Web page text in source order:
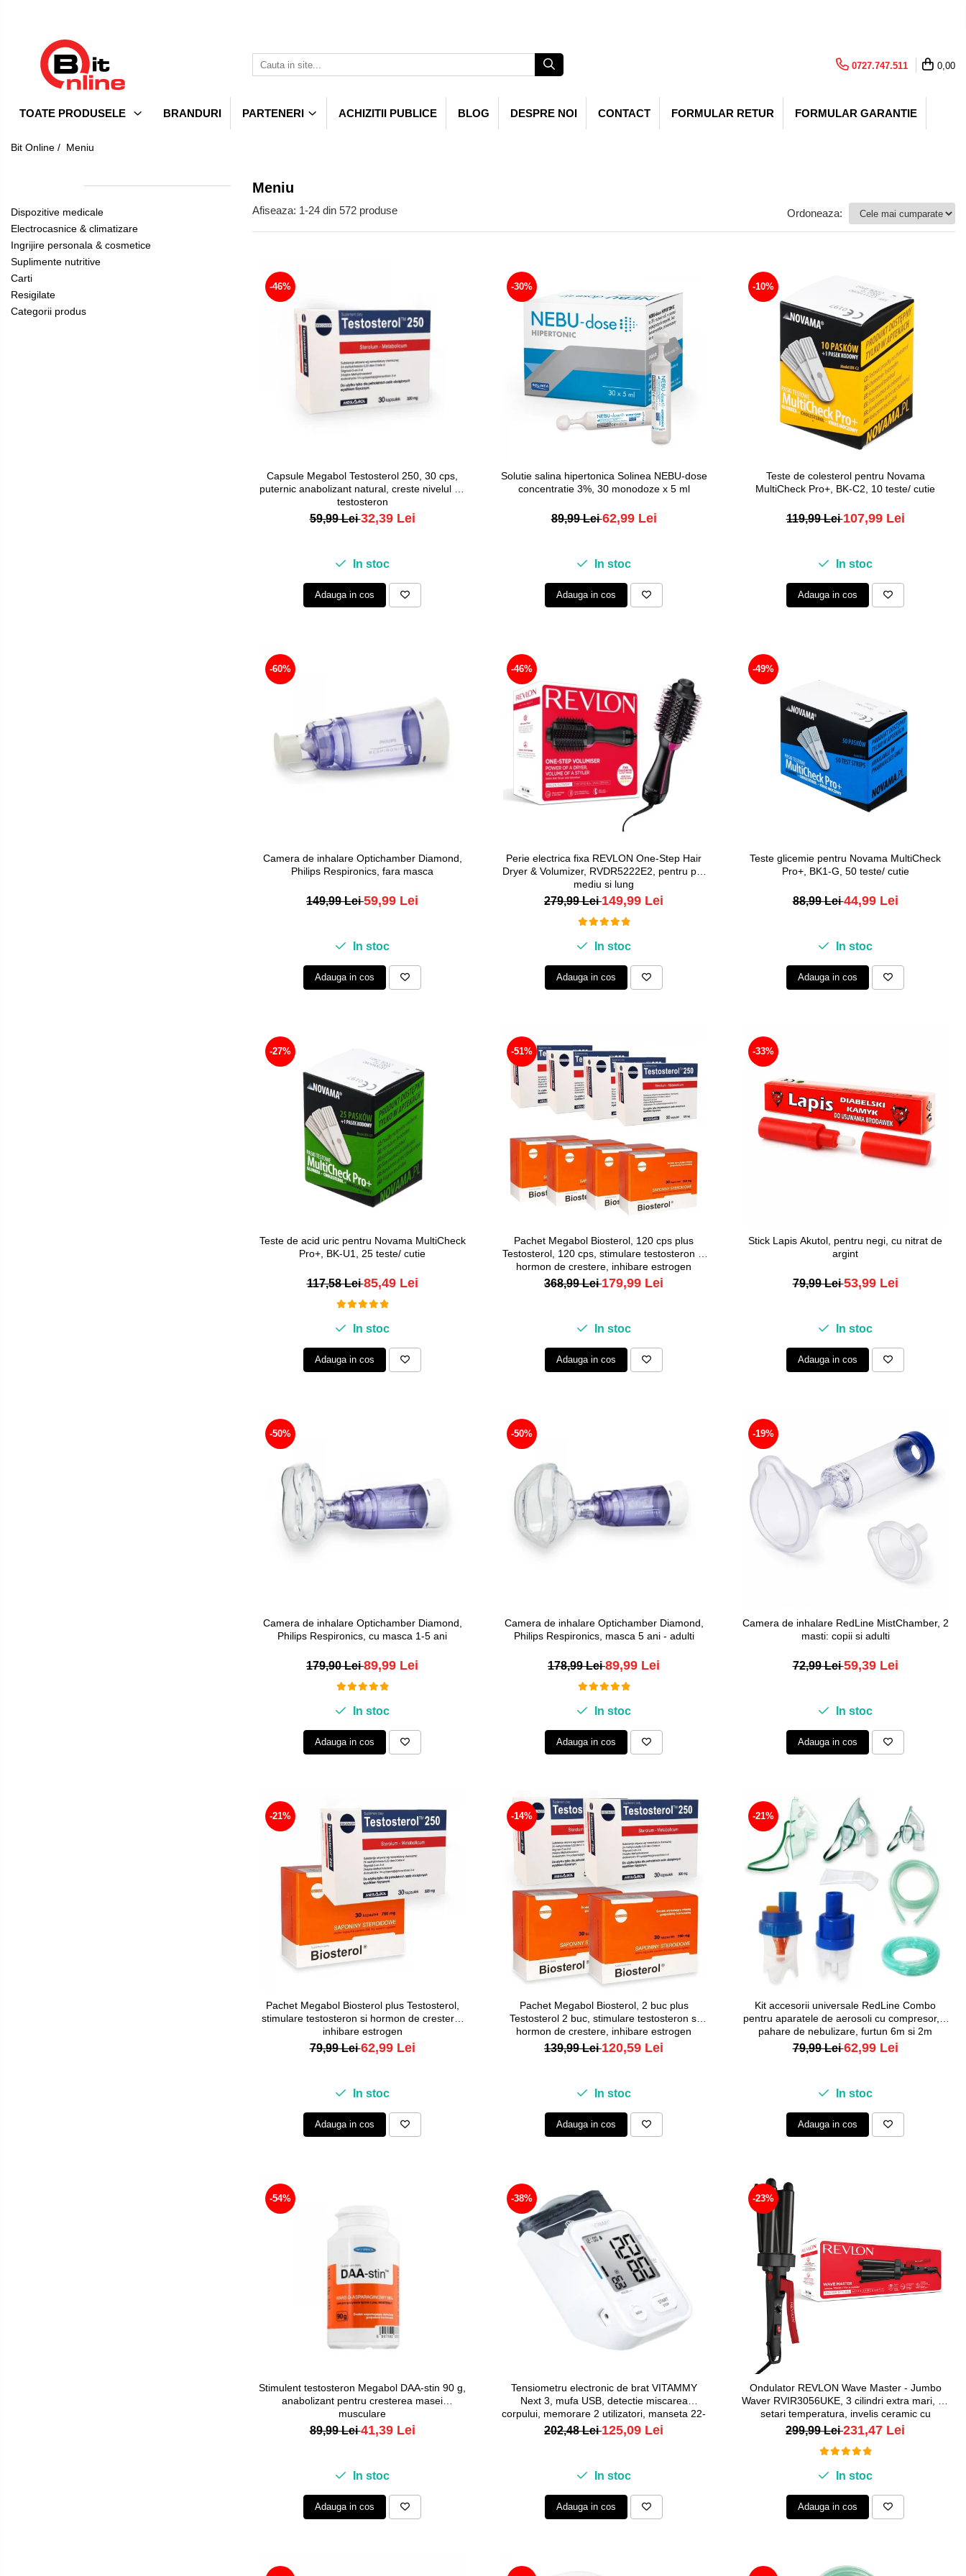
Toate Produsele
Dispozitive medicale
Aparate aerosoli
Tensiometre electronice
Termometre
Termometre non-contact
Termometre copii
Termometre clasice
personala
Electrocasnice
Parteneri
Distribuitor autorizat Philips
Respironics Romania
0727.747.511 0,00
TOATE PRODUSELE BRANDURI PARTENERI ACHIZITII PUBLICE BLOG DESPRE NOI CONTACT FORMULAR RETUR FORMULAR GARANTIE
Bit Online / Meniu
Meniu
Dispozitive medicale
Electrocasnice & climatizare
Ingrijire personala & cosmetice
Suplimente nutritive
Carti
Resigilate
Categorii produs
Afiseaza: 1-24 din 572 produse Ordoneaza:
-46%
Capsule Megabol Testosterol 250, 30 cps,
puternic anabolizant natural, creste nivelul de
testosteron
59,99 Lei32,39 Lei
In stoc
Adauga in cos
-30%
Solutie salina hipertonica Solinea NEBU-dose
concentratie 3%, 30 monodoze x 5 ml
89,99 Lei62,99 Lei
In stoc
Adauga in cos
-10%
Teste de colesterol pentru Novama
MultiCheck Pro+, BK-C2, 10 teste/ cutie
119,99 Lei107,99 Lei
In stoc
Adauga in cos
-60%
Camera de inhalare Optichamber Diamond,
Philips Respironics, fara masca
149,99 Lei59,99 Lei
In stoc
Adauga in cos
-46%
Perie electrica fixa REVLON One-Step Hair
Dryer & Volumizer, RVDR5222E2, pentru par
mediu si lung
279,99 Lei149,99 Lei
In stoc
Adauga in cos
-49%
Teste glicemie pentru Novama MultiCheck
Pro+, BK1-G, 50 teste/ cutie
88,99 Lei44,99 Lei
In stoc
Adauga in cos
-27%
Teste de acid uric pentru Novama MultiCheck
Pro+, BK-U1, 25 teste/ cutie
117,58 Lei85,49 Lei
In stoc
Adauga in cos
-51%
Pachet Megabol Biosterol, 120 cps plus
Testosterol, 120 cps, stimulare testosteron si
hormon de crestere, inhibare estrogen
368,99 Lei179,99 Lei
In stoc
Adauga in cos
-33%
Stick Lapis Akutol, pentru negi, cu nitrat de
argint
79,99 Lei53,99 Lei
In stoc
Adauga in cos
-50%
Camera de inhalare Optichamber Diamond,
Philips Respironics, cu masca 1-5 ani
179,90 Lei89,99 Lei
In stoc
Adauga in cos
-50%
Camera de inhalare Optichamber Diamond,
Philips Respironics, masca 5 ani - adulti
178,99 Lei89,99 Lei
In stoc
Adauga in cos
-19%
Camera de inhalare RedLine MistChamber, 2
masti: copii si adulti
72,99 Lei59,39 Lei
In stoc
Adauga in cos
-21%
Pachet Megabol Biosterol plus Testosterol,
stimulare testosteron si hormon de crestere,
inhibare estrogen
79,99 Lei62,99 Lei
In stoc
Adauga in cos
-14%
Pachet Megabol Biosterol, 2 buc plus
Testosterol 2 buc, stimulare testosteron si
hormon de crestere, inhibare estrogen
139,99 Lei120,59 Lei
In stoc
Adauga in cos
-21%
Kit accesorii universale RedLine Combo
pentru aparatele de aerosoli cu compresor, 2
pahare de nebulizare, furtun 6m si 2m
79,99 Lei62,99 Lei
In stoc
Adauga in cos
-54%
Stimulent testosteron Megabol DAA-stin 90 g,
anabolizant pentru cresterea masei
musculare
89,99 Lei41,39 Lei
In stoc
Adauga in cos
-38%
Tensiometru electronic de brat VITAMMY
Next 3, mufa USB, detectie miscarea
corpului, memorare 2 utilizatori, manseta 22-
40 cm, Alb
202,48 Lei125,09 Lei
In stoc
Adauga in cos
-23%
Ondulator REVLON Wave Master - Jumbo
Waver RVIR3056UKE, 3 cilindri extra mari, 30
setari temperatura, invelis ceramic cu
turmalina
299,99 Lei231,47 Lei
In stoc
Adauga in cos